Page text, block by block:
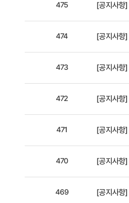
475 [공지사항]
474 [공지사항]
473 [공지사항]
472 [공지사항]
471 [공지사항]
470 [공지사항]
469 [공지사항]